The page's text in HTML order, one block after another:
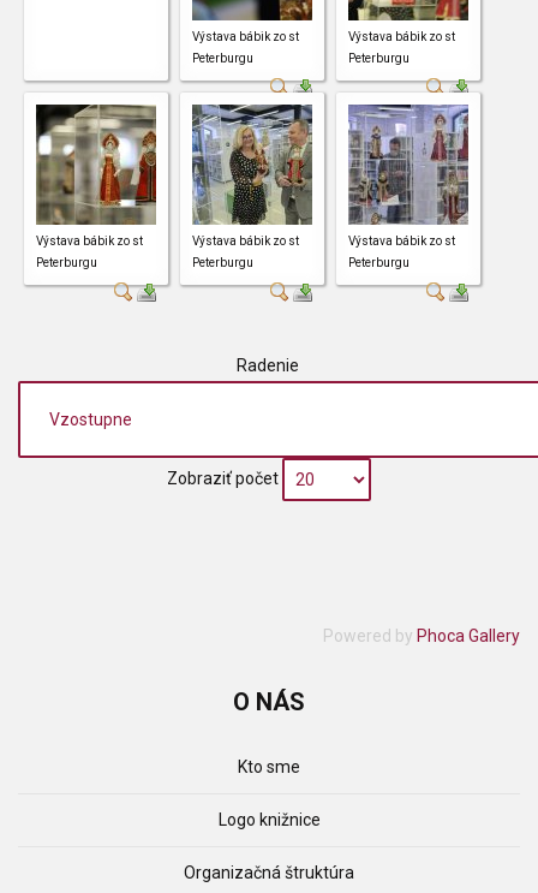
Výstava bábik zo st
Peterburgu
Výstava bábik zo st
Peterburgu
Výstava bábik zo st
Peterburgu
Výstava bábik zo st
Peterburgu
Výstava bábik zo st
Peterburgu
Radenie
Zobraziť počet
Powered by Phoca Gallery
O NÁS
Kto sme
Logo knižnice
Organizačná štruktúra